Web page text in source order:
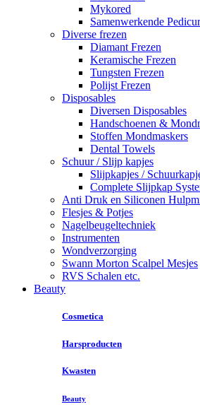
Mykored
Samenwerkende
Diverse frezen
Diamant Frezen
Keramische Frezen
Tungsten Frezen
Polijst Frezen
Disposables
Diversen Disposables
Handschoenen &
Stoffen Mondmaskers
Dental Towels
Schuur / Slijp kapjes
Slijpkapjes /
Complete Slijpkap
Anti Druk en Siliconen
Flesjes & Potjes
Nagelbeugeltechniek
Instrumenten
Wondverzorging
Swann Morton Scalpel Mesjes
RVS Schalen etc.
Beauty
Cosmetica
Harsproducten
Kwasten
Beauty